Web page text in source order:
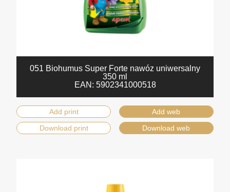
051 Biohumus Super Forte nawóz uniwersalny
350 ml
EAN: 5902341000518
Add print
Add web
Download print
Download web